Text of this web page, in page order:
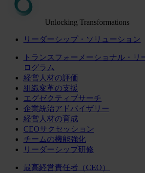
Unlocking Transformations
リーダーシップ・ソリューション
トランスフォーメーショナル・リ
ログラム
経営人材の評価
組織変革の支援
エグゼクティブサーチ
企業統治アドバイザリー
経営人材の育成
CEOサクセッション
チームの機能強化
リーダーシップ研修
最高経営責任者（CEO）